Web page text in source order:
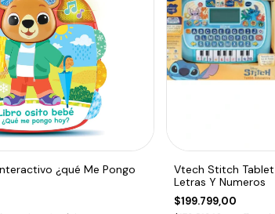
¿qué Me Pongo
Vtech Stitch
Letras Y Numeros
$199.799,00